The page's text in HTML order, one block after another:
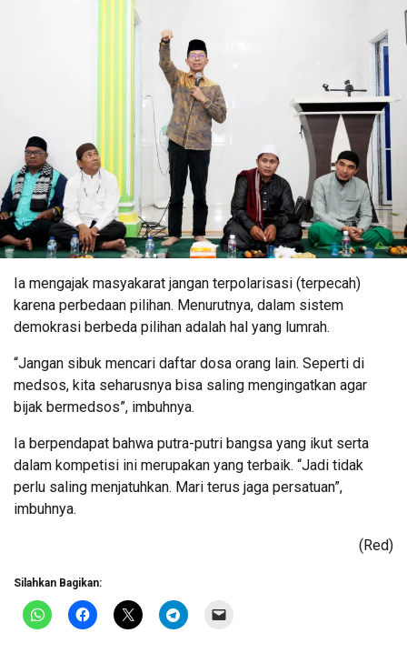
Ia mengajak masyakarat jangan terpolarisasi (terpecah)
karena perbedaan pilihan. Menurutnya, dalam sistem
demokrasi berbeda pilihan adalah hal yang lumrah.
“Jangan sibuk mencari daftar dosa orang lain. Seperti di
medsos, kita seharusnya bisa saling mengingatkan agar
bijak bermedsos”, imbuhnya.
Ia berpendapat bahwa putra-putri bangsa yang ikut serta
dalam kompetisi ini merupakan yang terbaik. “Jadi tidak
perlu saling menjatuhkan. Mari terus jaga persatuan”,
imbuhnya.
(Red)
Silahkan Bagikan: